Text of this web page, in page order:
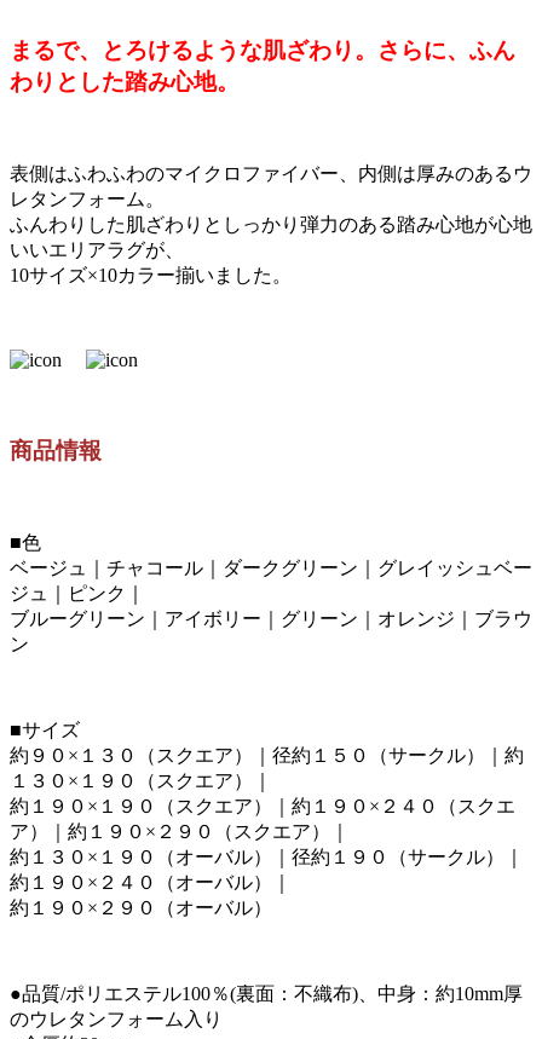
まるで、とろけるような肌ざわり。さらに、ふん
わりとした踏み心地。
表側はふわふわのマイクロファイバー、内側は厚みのあるウ
レタンフォーム。
ふんわりした肌ざわりとしっかり弾力のある踏み心地が心地
いいエリアラグが、
10サイズ×10カラー揃いました。
商品情報
■色
ベージュ｜チャコール｜ダークグリーン｜グレイッシュベー
ジュ｜ピンク｜
ブルーグリーン｜アイボリー｜グリーン｜オレンジ｜ブラウ
ン
■サイズ
約９０×１３０（スクエア）｜径約１５０（サークル）｜約
１３０×１９０（スクエア）｜
約１９０×１９０（スクエア）｜約１９０×２４０（スクエ
ア）｜約１９０×２９０（スクエア）｜
約１３０×１９０（オーバル）｜径約１９０（サークル）｜
約１９０×２４０（オーバル）｜
約１９０×２９０（オーバル）
●品質/ポリエステル100％(裏面：不織布)、中身：約10mm厚
のウレタンフォーム入り